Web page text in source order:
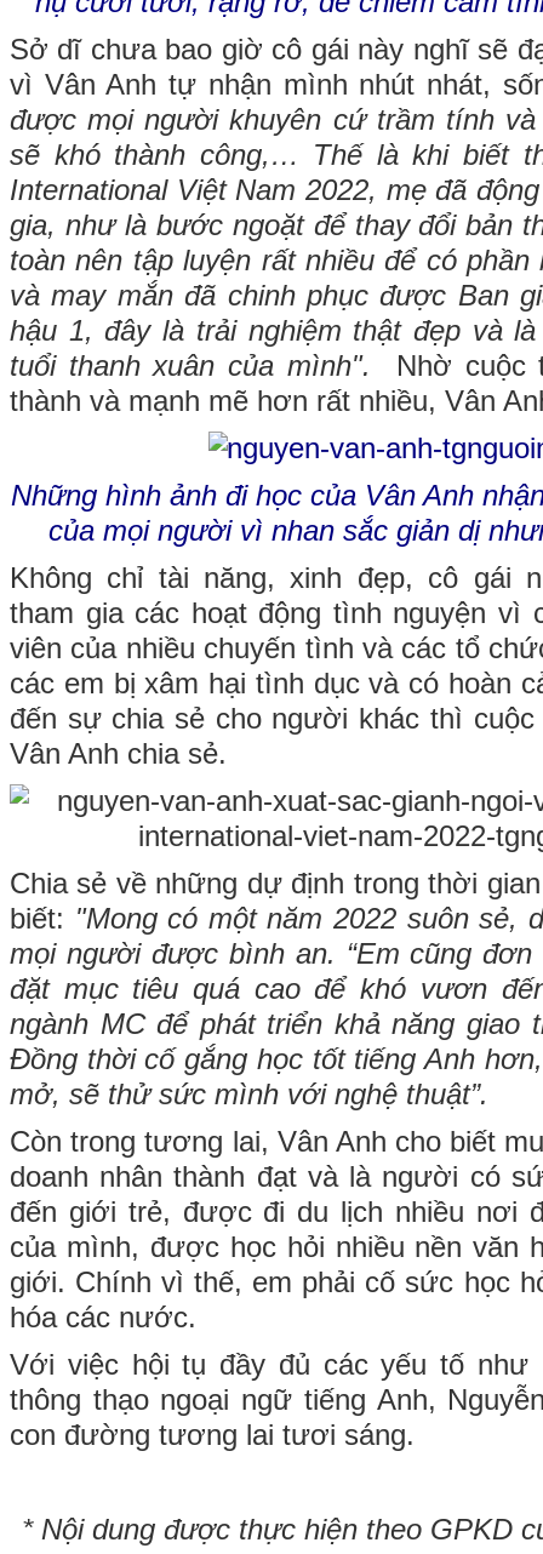
Sở dĩ chưa bao giờ cô gái này nghĩ sẽ
vì Vân Anh tự nhận mình nhút nhát,
được mọi người khuyên cứ trầm tính
sẽ khó thành công,… Thế là khi biết
International Việt Nam 2022, mẹ đã
gia, như là bước ngoặt để thay đổi bản
toàn nên tập luyện rất nhiều để có
và may mắn đã chinh phục được Ban
hậu 1, đây là trải nghiệm thật đẹp và
tuổi thanh xuân của mình".
Nhờ cuộc
thành và mạnh mẽ hơn rất nhiều, Vân
Những hình ảnh đi học của Vân Anh
của mọi người vì nhan sắc giản dị
Không chỉ tài năng, xinh đẹp, cô gái
tham gia các hoạt động tình nguyện vì
viên của nhiều chuyến tình và các tổ
các em bị xâm hại tình dục và có hoàn
đến sự chia sẻ cho người khác thì cuộc
Vân Anh chia sẻ.
Chia sẻ về những dự định trong thời
biết: "Mong có một năm 2022 suôn sẻ,
mọi người được bình an. “Em cũng đơn
đặt mục tiêu quá cao để khó vươn
ngành MC để phát triển khả năng giao
Đồng thời cố gắng học tốt tiếng Anh
mở, sẽ thử sức mình với nghệ thuật”.
Còn trong tương lai, Vân Anh cho biết
doanh nhân thành đạt và là người có
đến giới trẻ, được đi du lịch nhiều nơi
của mình, được học hỏi nhiều nền văn
giới. Chính vì thế, em phải cố sức học
hóa các nước.
Với việc hội tụ đầy đủ các yếu tố như
thông thạo ngoại ngữ tiếng Anh,
con đường tương lai tươi sáng.
* Nội dung được thực hiện theo GPKD